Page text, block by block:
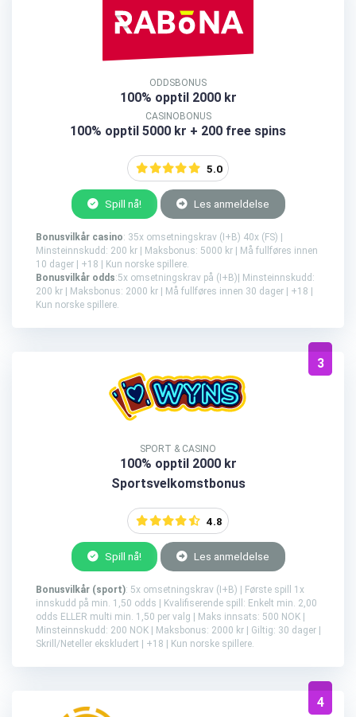
ODDSBONUS
100% opptil 2000 kr
CASINOBONUS
100% opptil 5000 kr + 200 free spins
5.0
Spill nå! Les anmeldelse
Bonusvilkår casino: 35x omsetningskrav (I+B) 40x (FS) |
Minsteinnskudd: 200 kr | Maksbonus: 5000 kr | Må fullføres innen
10 dager | +18 | Kun norske spillere.
Bonusvilkår odds:5x omsetningskrav på (I+B)| Minsteinnskudd:
200 kr | Maksbonus: 2000 kr | Må fullføres innen 30 dager | +18 |
Kun norske spillere.
3
SPORT & CASINO
100% opptil 2000 kr
Sportsvelkomstbonus
4.8
Spill nå! Les anmeldelse
Bonusvilkår (sport): 5x omsetningskrav (I+B) | Første spill 1x
innskudd på min. 1,50 odds | Kvalifiserende spill: Enkelt min. 2,00
odds ELLER multi min. 1,50 per valg | Maks innsats: 500 NOK |
Minsteinnskudd: 200 NOK | Maksbonus: 2000 kr | Giltig: 30 dager |
Skrill/Neteller ekskludert | +18 | Kun norske spillere.
4